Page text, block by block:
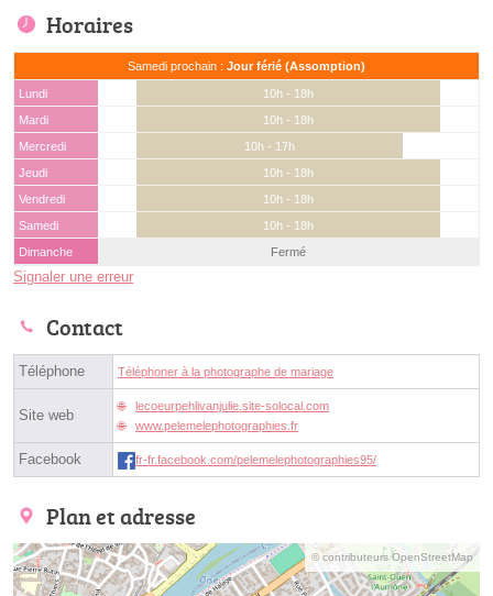
Horaires
Samedi prochain : Jour férié (Assomption)
Lundi
10h - 18h
Mardi
10h - 18h
Mercredi
10h - 17h
Jeudi
10h - 18h
Vendredi
10h - 18h
Samedi
10h - 18h
Dimanche
Fermé
Signaler une erreur
Contact
Téléphone Téléphoner à la photographe de mariage
Site web
lecoeurpehlivanjulie.site-solocal.com
www.pelemelephotographies.fr
Facebook fr-fr.facebook.com/pelemelephotographies95/
Plan et adresse
© contributeurs OpenStreetMap